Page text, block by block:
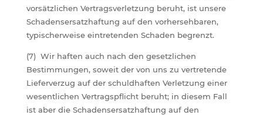
vorsätzlichen Vertragsverletzung beruht, ist unsere
Schadensersatzhaftung auf den vorhersehbaren,
typischerweise eintretenden Schaden begrenzt.
(7) Wir haften auch nach den gesetzlichen
Bestimmungen, soweit der von uns zu vertretende
Lieferverzug auf der schuldhaften Verletzung einer
wesentlichen Vertragspflicht beruht; in diesem Fall
ist aber die Schadensersatzhaftung auf den